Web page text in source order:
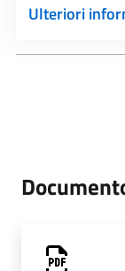
Ulteriori